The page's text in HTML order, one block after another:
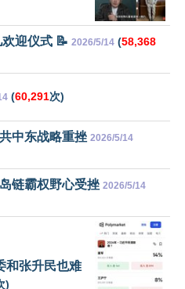
迎仪式 📝 2026/5/14 (58,368
(60,291次)
中东战略重挫 2026/5/14
链霸权野心受挫 2026/5/14
和张升民也难
)